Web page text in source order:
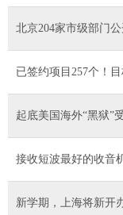
北京204家市级部门
已签约项目257个！
起底美国海外“黑狱”
接收短波最好的收音
新学期，上海将新开